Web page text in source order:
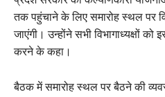
तक पहुंचाने के लिए समारोह स्थल पर
जाएंगी। उन्होंने सभी विभागाध्यक्षों
करने के कहा।
बैठक में समारोह स्थल पर बैठने की